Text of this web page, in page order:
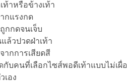
ท้าหรือข้างเท้า
กแรงกด
กกดจนเจ็บ
ล้วปวดฝ่าเท้า
ากการเสียดสี
บคนที่เลือกไซส์พอดีเท้าแบบไม่เผื่
เอง